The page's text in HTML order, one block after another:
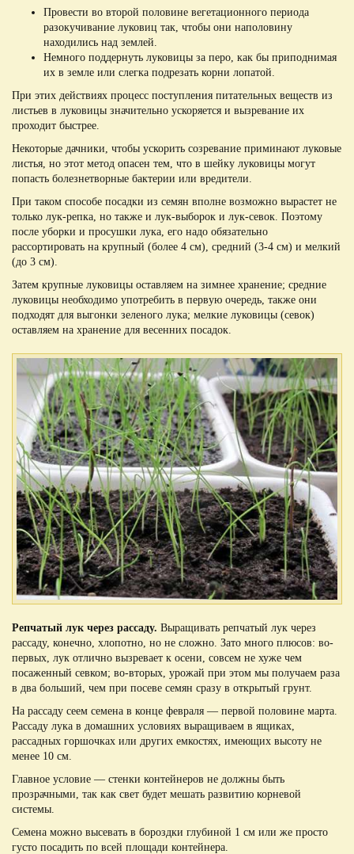
Провести во второй половине вегетационного периода
разокучивание луковиц так, чтобы они наполовину
находились над землей.
Немного поддернуть луковицы за перо, как бы приподнимая
их в земле или слегка подрезать корни лопатой.
При этих действиях процесс поступления питательных веществ из
листьев в луковицы значительно ускоряется и вызревание их
проходит быстрее.
Некоторые дачники, чтобы ускорить созревание приминают луковые
листья, но этот метод опасен тем, что в шейку луковицы могут
попасть болезнетворные бактерии или вредители.
При таком способе посадки из семян вполне возможно вырастет не
только лук-репка, но также и лук-выборок и лук-севок. Поэтому
после уборки и просушки лука, его надо обязательно
рассортировать на крупный (более 4 см), средний (3-4 см) и мелкий
(до 3 см).
Затем крупные луковицы оставляем на зимнее хранение; средние
луковицы необходимо употребить в первую очередь, также они
подходят для выгонки зеленого лука; мелкие луковицы (севок)
оставляем на хранение для весенних посадок.
Репчатый лук через рассаду. Выращивать репчатый лук через
рассаду, конечно, хлопотно, но не сложно. Зато много плюсов: во-
первых, лук отлично вызревает к осени, совсем не хуже чем
посаженный севком; во-вторых, урожай при этом мы получаем раза
в два больший, чем при посеве семян сразу в открытый грунт.
На рассаду сеем семена в конце февраля — первой половине марта.
Рассаду лука в домашних условиях выращиваем в ящиках,
рассадных горшочках или других емкостях, имеющих высоту не
менее 10 см.
Главное условие — стенки контейнеров не должны быть
прозрачными, так как свет будет мешать развитию корневой
системы.
Семена можно высевать в бороздки глубиной 1 см или же просто
густо посадить по всей площади контейнера.